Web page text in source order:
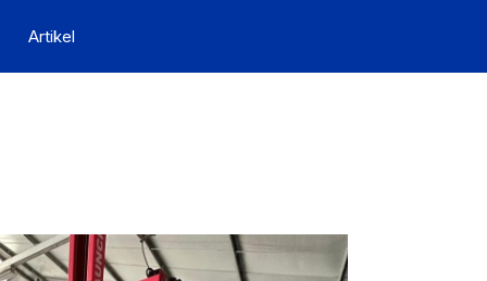
Artikel